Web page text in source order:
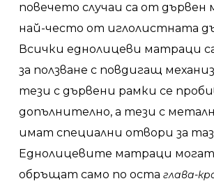
повечето случаи са от дървен
най-често от иглолистната
Всички еднолицеви матраци
за ползване с повдигащ
тези с дървени рамки се
допълнително, а тези с
имат специални отвори за
Еднолицевите матраци могат
обръщат само по оста глава-